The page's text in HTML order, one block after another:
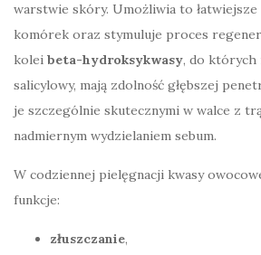
warstwie skóry. Umożliwia to
komórek oraz stymuluje proces
kolei beta-hydroksykwasy, do których
salicylowy, mają zdolność głębszej
je szczególnie skutecznymi w walce z
nadmiernym wydzielaniem sebum.
W codziennej pielęgnacji kwasy
funkcje:
złuszczanie,